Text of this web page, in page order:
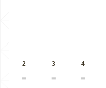
2 3 4